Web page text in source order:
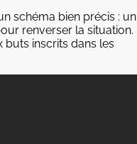
schéma bien précis : un
renverser la situation.
buts inscrits dans les